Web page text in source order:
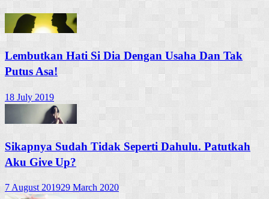
Lembutkan Hati Si Dia Dengan Usaha Dan Tak
Putus Asa!
18 July 2019
Sikapnya Sudah Tidak Seperti Dahulu. Patutkah
Aku Give Up?
7 August 201929 March 2020